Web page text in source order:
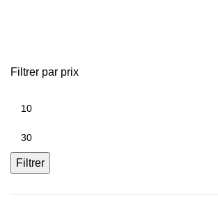
Filtrer par prix
Filtrer